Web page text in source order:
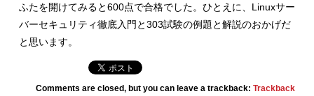
ふたを開けてみると600点で合格でした。ひとえに、Linuxサー
バーセキュリティ徹底入門と303試験の例題と解説のおかげだ
と思います。
Comments are closed, but you can leave a trackback:Trackback